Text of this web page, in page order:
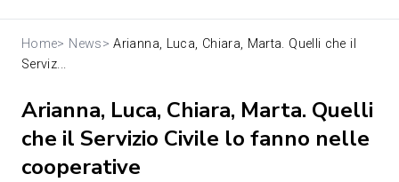
Home> News> Arianna, Luca, Chiara, Marta. Quelli che il
Serviz...
Arianna, Luca, Chiara, Marta. Quelli
che il Servizio Civile lo fanno nelle
cooperative